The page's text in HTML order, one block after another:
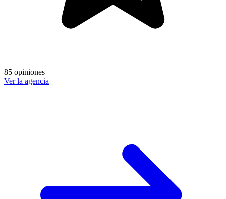
85 opiniones
Ver la agencia